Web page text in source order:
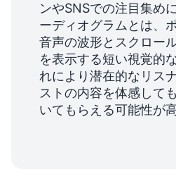
ンやSNSでの注目集め
ーディオグラムとは、
音声の波形とスクロー
を表示する短い視覚的
れにより潜在的なリス
ストの内容を体感して
いてもらえる可能性が